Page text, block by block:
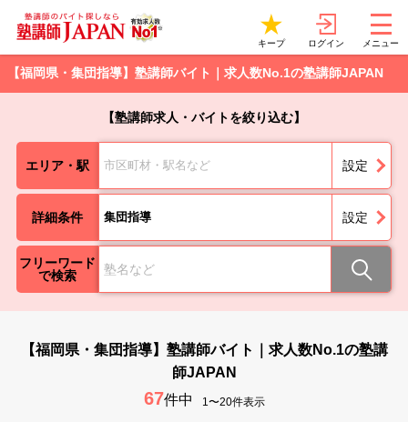
キープ ログイン メニュー
【福岡県・集団指導】塾講師バイト｜求人数No.1の塾講師JAPAN
【塾講師求人・バイトを絞り込む】
エリア・駅 市区町材・駅名など 設定
詳細条件 集団指導 設定
フリーワード
で検索
【福岡県・集団指導】塾講師バイト｜求人数No.1の塾講
師JAPAN
67件中 1〜20件表示